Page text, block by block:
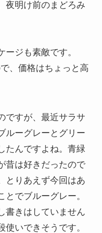
夜明け前のまどろみ
ジも素敵です。
、価格はちょっと高
ですが、最近サラサ
ルーグレーとグリー
たんですよね。青緑
昔は好きだったので
とりあえず今回はあ
とでブルーグレー。
書きはしていません
いできそうです。